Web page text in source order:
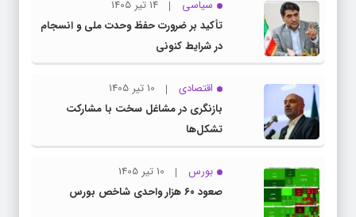
سیاسی
14 تیر 1405
تأکید بر ضرورت حفظ وحدت ملی و انسجام
در شرایط کنونی
اقتصادی
10 تیر 1405
بازنگری در مشاغل سخت با مشارکت
تشکل‌ها
بورس
10 تیر 1405
صعود ۶۰ هزار واحدی شاخص بورس